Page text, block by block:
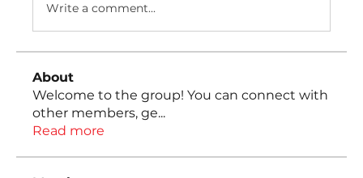
Write a comment...
About
Welcome to the group! You can connect with
other members, ge...
Read more